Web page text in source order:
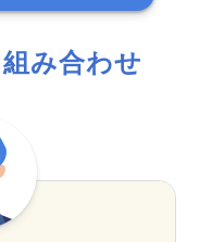
み合わせ